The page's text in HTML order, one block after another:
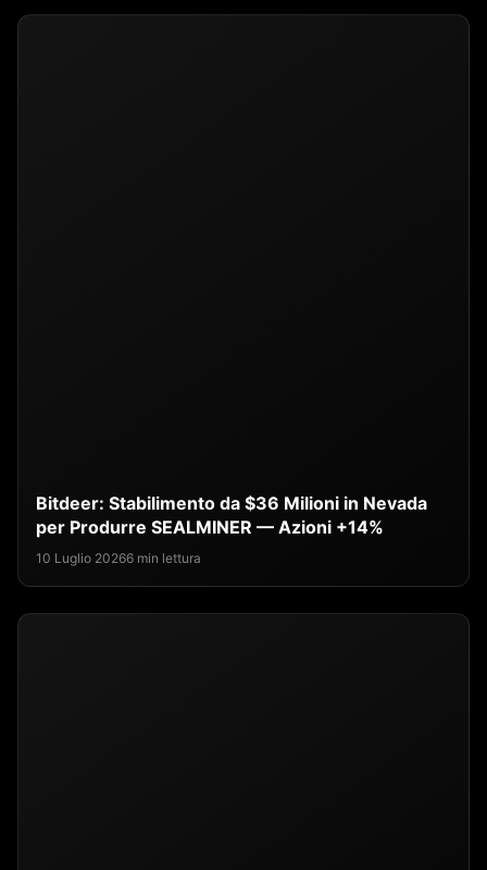
Bitdeer: Stabilimento da $36 Milioni in Nevada
per Produrre SEALMINER — Azioni +14%
10 Luglio 20266 min lettura